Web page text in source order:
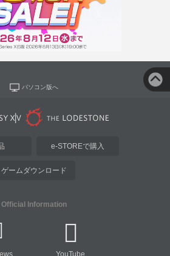
パソコン版へ
e-STOREで購入
ゲームダウンロード
Official Information
YouTube